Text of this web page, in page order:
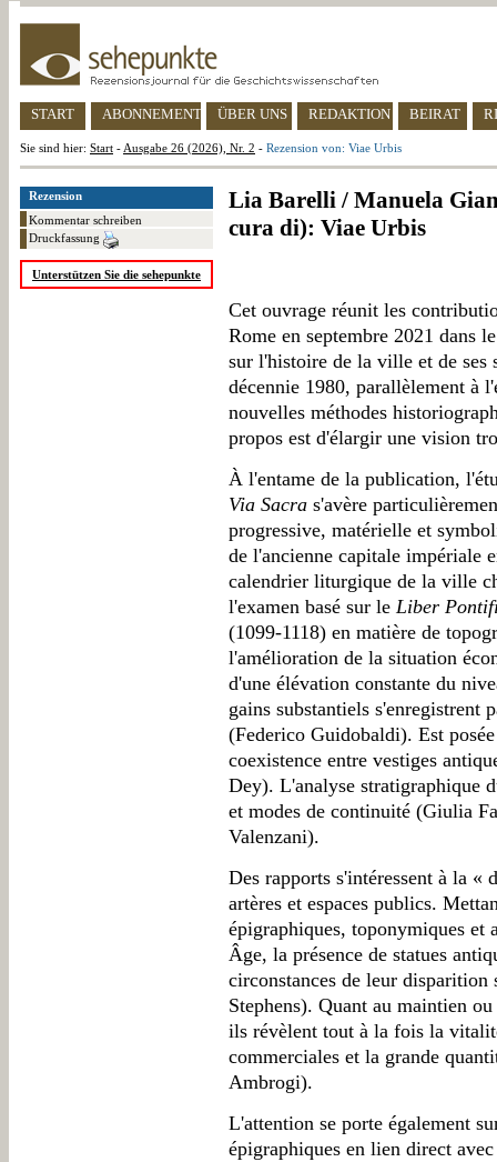
START ABONNEMENT ÜBER UNS REDAKTION BEIRAT
Sie sind hier: Start - Ausgabe 26 (2026), Nr. 2 - Rezension von: Viae Urbis
Rezension
Kommentar schreiben
Druckfassung
Unterstützen Sie die sehepunkte
Lia Barelli / Manuela
cura di): Viae Urbis
Cet ouvrage réunit les
Rome en septembre 2021 dans
sur l'histoire de la ville et de ses
décennie 1980, parallèlement à
nouvelles méthodes
propos est d'élargir une vision
À l'entame de la publication,
Via Sacra s'avère
progressive, matérielle et
de l'ancienne capitale impériale
calendrier liturgique de la ville
l'examen basé sur le Liber
(1099-1118) en matière de
l'amélioration de la situation
d'une élévation constante du
gains substantiels s'enregistrent
(Federico Guidobaldi). Est
coexistence entre vestiges
Dey). L'analyse stratigraphique
et modes de continuité (Giulia
Valenzani).
Des rapports s'intéressent à la «
artères et espaces publics.
épigraphiques, toponymiques et
Âge, la présence de statues
circonstances de leur disparition
Stephens). Quant au maintien
ils révèlent tout à la fois la
commerciales et la grande
Ambrogi).
L'attention se porte également
épigraphiques en lien direct